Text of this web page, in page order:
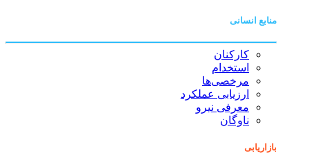
منابع انسانی
کارکنان
استخدام
مرخصی‌ها
ارزیابی عملکرد
معرفی نیرو
ناوگان
بازاریابی